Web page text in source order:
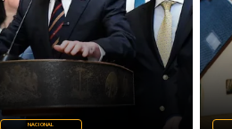
NACIONAL